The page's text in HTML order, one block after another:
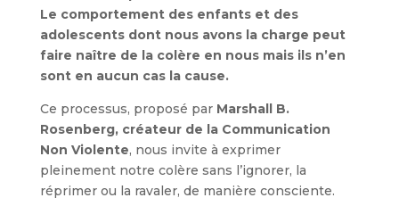
Le comportement des enfants et des
adolescents dont nous avons la charge peut
faire naître de la colère en nous mais ils n’en
sont en aucun cas la cause.
Ce processus, proposé par Marshall B.
Rosenberg, créateur de la Communication
Non Violente, nous invite à exprimer
pleinement notre colère sans l’ignorer, la
réprimer ou la ravaler, de manière consciente.